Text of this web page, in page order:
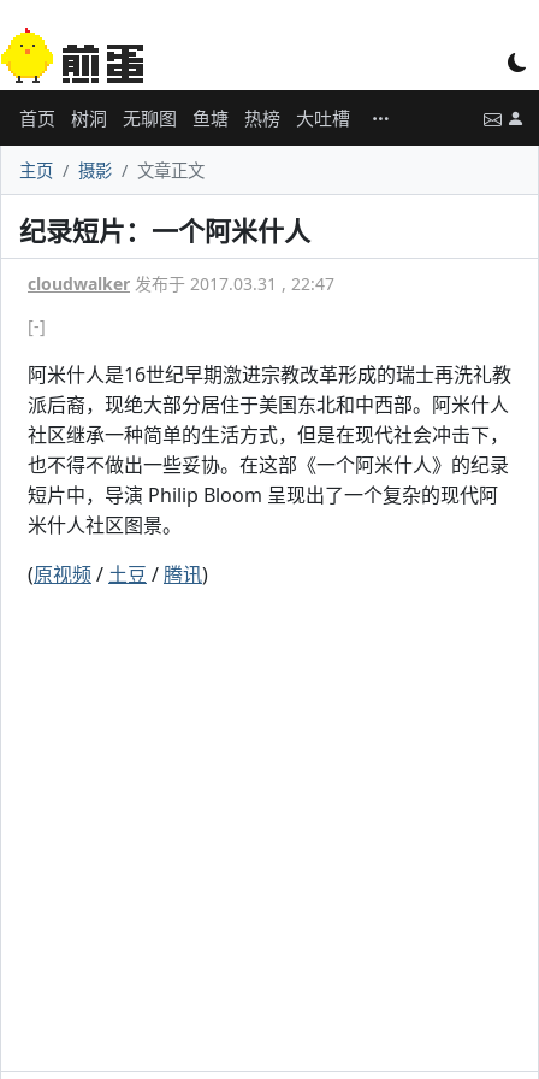
首页 树洞 无聊图 鱼塘 热榜 大吐槽
主页 摄影 文章正文
纪录短片：一个阿米什人
cloudwalker 发布于 2017.03.31 , 22:47
[-]
阿米什人是16世纪早期激进宗教改革形成的瑞士再洗礼教
派后裔，现绝大部分居住于美国东北和中西部。阿米什人
社区继承一种简单的生活方式，但是在现代社会冲击下，
也不得不做出一些妥协。在这部《一个阿米什人》的纪录
短片中，导演 Philip Bloom 呈现出了一个复杂的现代阿
米什人社区图景。
(原视频/ 土豆 /腾讯)